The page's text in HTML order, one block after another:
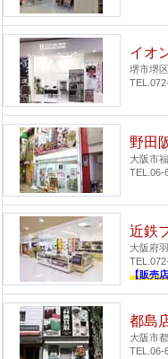
イオ
堺市堺
野田
大阪市
TEL.06-
近鉄
大阪府
【販売
都島
大阪市
TEL.06-